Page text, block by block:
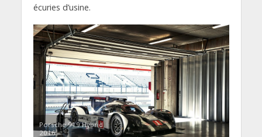
écuries d’usine.
Porsche 919 Hybrid
2016